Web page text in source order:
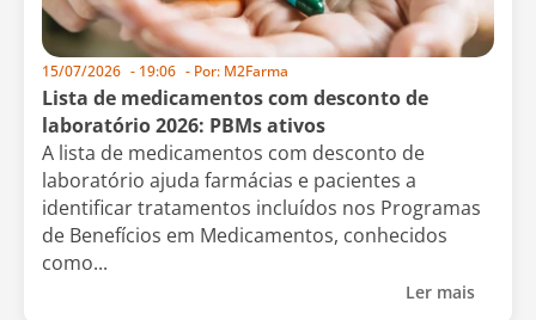
15/07/2026 - 19:06 - Por: M2Farma
Lista de medicamentos com desconto de
laboratório 2026: PBMs ativos
A lista de medicamentos com desconto de
laboratório ajuda farmácias e pacientes a
identificar tratamentos incluídos nos Programas
de Benefícios em Medicamentos, conhecidos
como...
Ler mais